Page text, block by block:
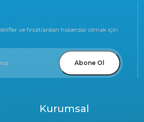
ve fırsatlardan haberdar olmak için
Abone Ol
Kurumsal